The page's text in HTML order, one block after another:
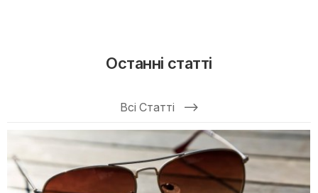
Останні статті
Всі Статті